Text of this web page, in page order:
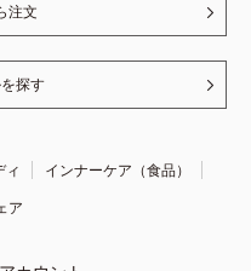
注文
探す
ィ
インナーケア（食品）
ア